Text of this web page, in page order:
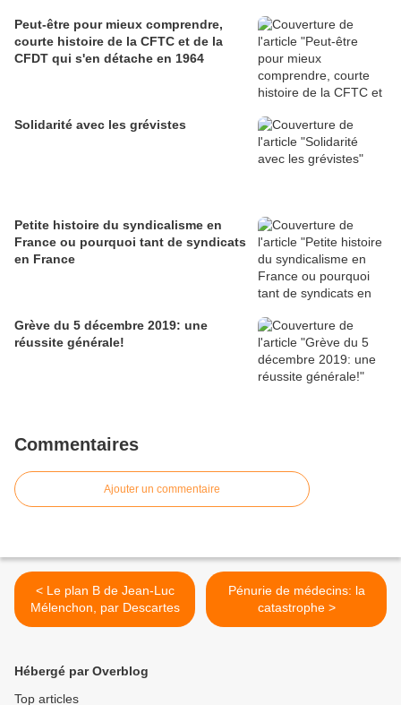
Peut-être pour mieux comprendre,
courte histoire de la CFTC et de la
CFDT qui s'en détache en 1964
Solidarité avec les grévistes
Petite histoire du syndicalisme en
France ou pourquoi tant de syndicats
en France
Grève du 5 décembre 2019: une
réussite générale!
Commentaires
Ajouter un commentaire
< Le plan B de Jean-Luc
Mélenchon, par Descartes
Pénurie de médecins: la
catastrophe >
Hébergé par Overblog
Top articles